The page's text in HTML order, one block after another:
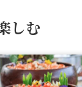
しむ